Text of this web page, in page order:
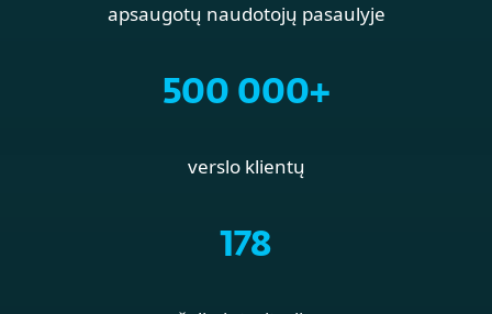
apsaugotų naudotojų pasaulyje
500 000+
verslo klientų
178